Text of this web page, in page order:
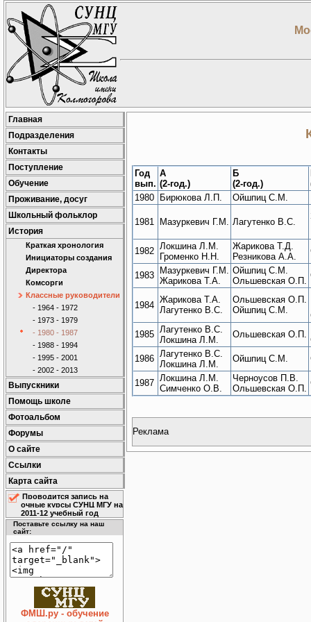
Главная
Подразделения
Контакты
Поступление
Обучение
Проживание, досуг
Школьный фольклор
История
Краткая хронология
Инициаторы создания
Директора
Комсорги
Классные руководители
- 1964 - 1972
- 1973 - 1979
- 1980 - 1987
- 1988 - 1994
- 1995 - 2001
- 2002 - 2013
Выпускники
Помощь школе
Фотоальбом
Форумы
О сайте
Ссылки
Карта сайта
Проводится запись на
очные курсы СУНЦ МГУ на
2011-12 учебный год
Поставьте ссылку на наш
сайт:
ФМШ.ру - обучение
Год
вып.
А
(2-год.)
Б
(2-год.)
1980
Бирюкова Л.П. Ойшпиц С.М.
1981 Мазуркевич Г.М. Лагутенко В.С.
1982 Локшина Л.М.
Громенко Н.Н.
Жарикова Т.Д.
Резникова А.А.
1983
Мазуркевич Г.М.
Жарикова Т.А.
Ойшпиц С.М.
Ольшевская О.П.
1984
Жарикова Т.А.
Лагутенко В.С.
Ольшевская О.П.
Ойшпиц С.М.
1985 Лагутенко В.С.
Локшина Л.М.
Ольшевская О.П.
1986 Лагутенко В.С.
Локшина Л.М.
Ойшпиц С.М.
1987 Локшина Л.М.
Симченко О.В.
Черноусов П.В.
Ольшевская О.П.
Реклама